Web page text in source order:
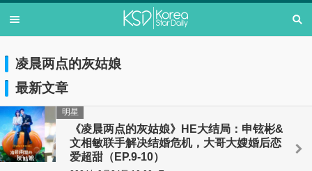
凌晨两点的灰姑娘
最新文章
《凌晨两点的灰姑娘》HE大结局：申铉彬&
文相敏联手解决结婚危机，大哥大嫂婚后恋
爱超甜（EP.9-10）
明星